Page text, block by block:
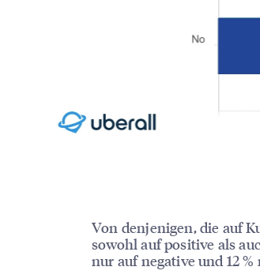
Von denjenigen, die auf
sowohl auf positive als
nur auf negative und 12